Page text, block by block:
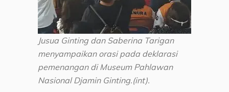
Jusua Ginting dan Saberina Tarigan
menyampaikan orasi pada deklarasi
pemenangan di Museum Pahlawan
Nasional Djamin Ginting.(int).